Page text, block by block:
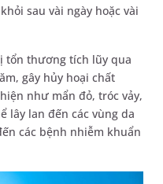
sau vài ngày hoặc vài
tổn thương tích lũy qua
gây hủy hoại chất
như mẩn đỏ, tróc vảy,
lây lan đến các vùng da
các bệnh nhiễm khuẩn